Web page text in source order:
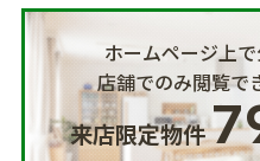
ホームページ上で
店舗でのみ閲覧で
来店限定物件